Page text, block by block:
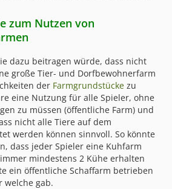
zum Nutzen von
dazu beitragen würde, dass nicht
große Tier- und Dorfbewohnerfarm
der Farmgrundstücke zu
eine Nutzung für alle Spieler, ohne
zu müssen (öffentliche Farm) und
nicht alle Tiere auf dem
werden können sinnvoll. So könnte
dass jeder Spieler eine Kuhfarm
mindestens 2 Kühe erhalten
ein öffentliche Schaffarm betrieben
welche gab.